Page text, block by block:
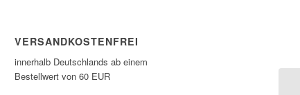
VERSANDKOSTENFREI
innerhalb Deutschlands ab einem
Bestellwert von 60 EUR